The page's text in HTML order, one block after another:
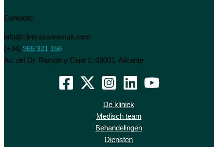
Contacto
info@clinicasanroman.com
(+34) 965 921 156
Av. del Dr. Ramón y Cajal 1. 03001, Alicante
De kliniek
Medisch team
Behandelingen
Diensten